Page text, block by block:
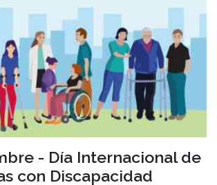
- Día Internacional de
con Discapacidad